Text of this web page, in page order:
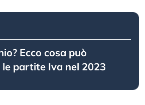
Ecco cosa può
le partite Iva nel 2023